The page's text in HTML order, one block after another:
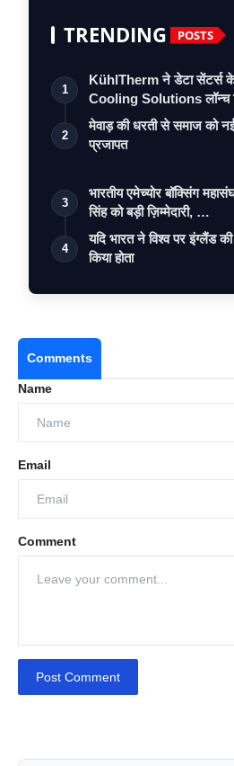
TRENDING POSTS
1
KühlTherm ने डेटा सेंटर्स
Cooling Solutions लॉन्च
2
मेवाड़ की धरती से समाज को
प्रजापत
3
भारतीय एमेच्योर बॉक्सिंग
सिंह को बड़ी ज़िम्मेदारी, …
4
यदि भारत ने विश्व पर इंग्लैंड
किया होता
Comments
Name
Email
Comment
Post Comment